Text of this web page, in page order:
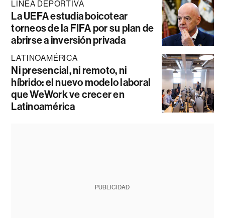
LÍNEA DEPORTIVA
La UEFA estudia boicotear
torneos de la FIFA por su plan de
abrirse a inversión privada
LATINOAMÉRICA
Ni presencial, ni remoto, ni
híbrido: el nuevo modelo laboral
que WeWork ve crecer en
Latinoamérica
PUBLICIDAD